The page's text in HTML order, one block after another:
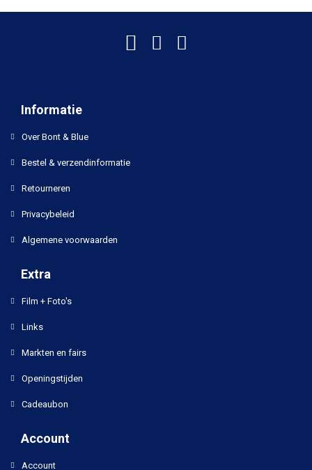
Informatie
Over Bont & Blue
Bestel & verzendinformatie
Retourneren
Privacybeleid
Algemene voorwaarden
Extra
Film + Foto's
Links
Markten en fairs
Openingstijden
Cadeaubon
Account
Account